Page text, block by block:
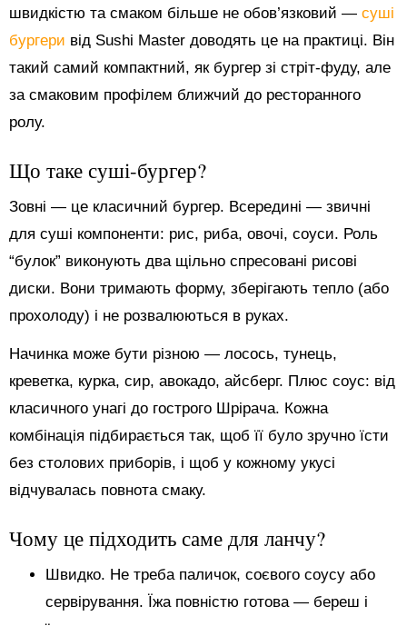
швидкістю та смаком більше не обов’язковий — суші
бургери від Sushi Master доводять це на практиці. Він
такий самий компактний, як бургер зі стріт-фуду, але
за смаковим профілем ближчий до ресторанного
ролу.
Що таке суші-бургер?
Зовні — це класичний бургер. Всередині — звичні
для суші компоненти: рис, риба, овочі, соуси. Роль
“булок” виконують два щільно спресовані рисові
диски. Вони тримають форму, зберігають тепло (або
прохолоду) і не розвалюються в руках.
Начинка може бути різною — лосось, тунець,
креветка, курка, сир, авокадо, айсберг. Плюс соус: від
класичного унагі до гострого Шрірача. Кожна
комбінація підбирається так, щоб її було зручно їсти
без столових приборів, і щоб у кожному укусі
відчувалась повнота смаку.
Чому це підходить саме для ланчу?
Швидко. Не треба паличок, соєвого соусу або
сервірування. Їжа повністю готова — береш і